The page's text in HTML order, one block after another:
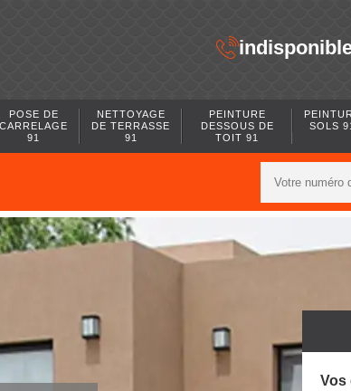
POSE DE
CARRELAGE
91
NETTOYAGE
DE TERRASSE
91
PEINTURE
DESSOUS DE
TOIT 91
SOLS
Vos